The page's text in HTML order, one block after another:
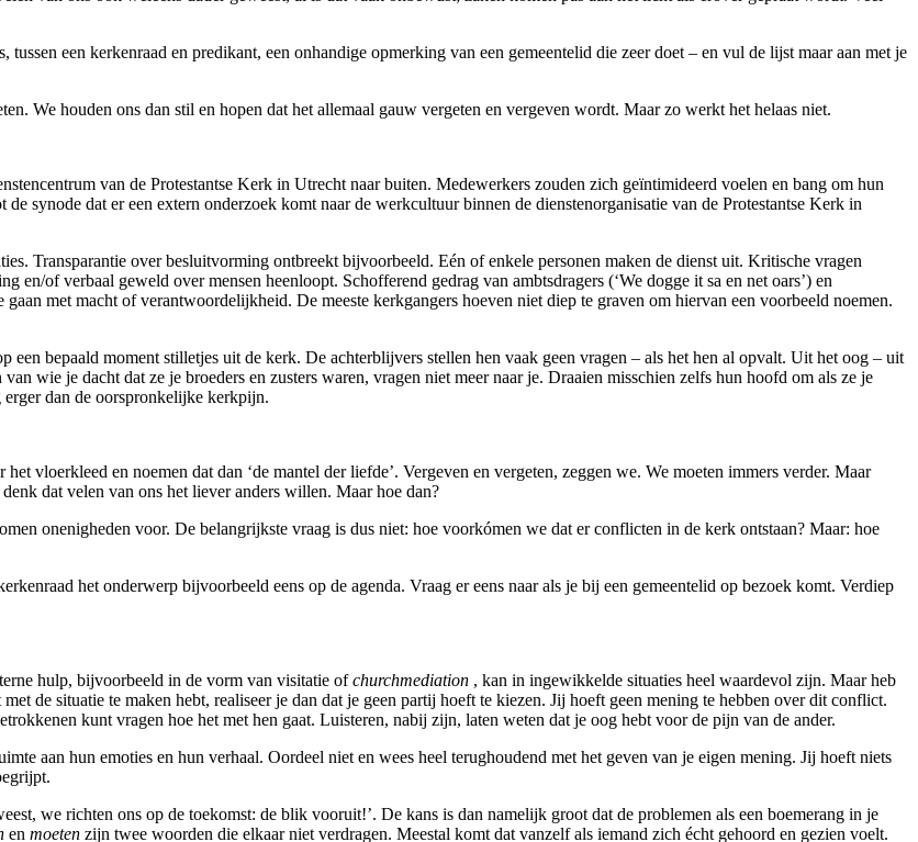
een kerkenraad en predikant, een onhandige opmerking van een gemeentelid die zeer doet – en vul de lijst maar aan met je
We houden ons dan stil en hopen dat het allemaal gauw vergeten en vergeven wordt. Maar zo werkt het helaas niet.
van de Protestantse Kerk in Utrecht naar buiten. Medewerkers zouden zich geïntimideerd voelen en bang om hun
synode dat er een extern onderzoek komt naar de werkcultuur binnen de dienstenorganisatie van de Protestantse Kerk in
Transparantie over besluitvorming ontbreekt bijvoorbeeld. Eén of enkele personen maken de dienst uit. Kritische vragen
of verbaal geweld over mensen heenloopt. Schofferend gedrag van ambtsdragers (‘We dogge it sa en net oars’) en
met macht of verantwoordelijkheid. De meeste kerkgangers hoeven niet diep te graven om hiervan een voorbeeld noemen.
bepaald moment stilletjes uit de kerk. De achterblijvers stellen hen vaak geen vragen – als het hen al opvalt. Uit het oog – uit
wie je dacht dat ze je broeders en zusters waren, vragen niet meer naar je. Draaien misschien zelfs hun hoofd om als ze je
dan de oorspronkelijke kerkpijn.
vloerkleed en noemen dat dan ‘de mantel der liefde’. Vergeven en vergeten, zeggen we. We moeten immers verder. Maar
dat velen van ons het liever anders willen. Maar hoe dan?
onenigheden voor. De belangrijkste vraag is dus niet: hoe voorkómen we dat er conflicten in de kerk ontstaan? Maar: hoe
het onderwerp bijvoorbeeld eens op de agenda. Vraag er eens naar als je bij een gemeentelid op bezoek komt. Verdiep
hulp, bijvoorbeeld in de vorm van visitatie ofchurchmediation , kan in ingewikkelde situaties heel waardevol zijn. Maar heb
de situatie te maken hebt, realiseer je dan dat je geen partij hoeft te kiezen. Jij hoeft geen mening te hebben over dit conflict.
kunt vragen hoe het met hen gaat. Luisteren, nabij zijn, laten weten dat je oog hebt voor de pijn van de ander.
aan hun emoties en hun verhaal. Oordeel niet en wees heel terughoudend met het geven van je eigen mening. Jij hoeft niets
we richten ons op de toekomst: de blik vooruit!’. De kans is dan namelijk groot dat de problemen als een boemerang in je
en moeten zijn twee woorden die elkaar niet verdragen. Meestal komt dat vanzelf als iemand zich écht gehoord en gezien voelt.